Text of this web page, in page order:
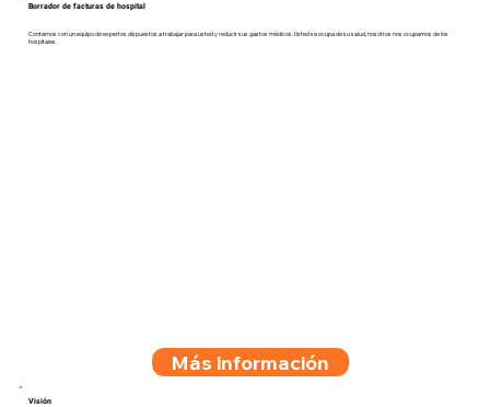
Borrador de facturas de hospital
Contamos con un equipo de expertos dispuestos a trabajar para usted y reducir sus gastos médicos. Usted se ocupa de su salud, nosotros nos ocupamos de los
hospitales.
Más información
Visión